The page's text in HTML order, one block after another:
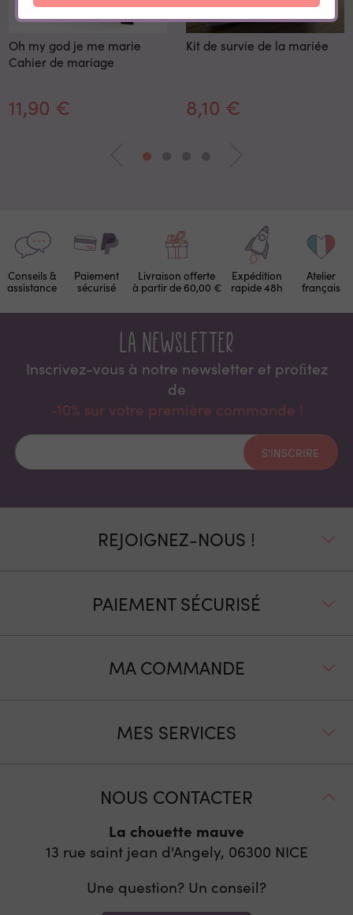
Oh my god je me marie
Cahier de mariage
11,90 €
Kit de survie de la mariée
8,10 €
Conseils &
assistance
Paiement
sécurisé
Livraison offerte
à partir de 60,00 €
Expédition
rapide 48h
Atelier
français
La newsletter
Inscrivez-vous à notre newsletter et proﬁtez
de
-10% sur votre première commande !
S'INSCRIRE
REJOIGNEZ-NOUS !
PAIEMENT SÉCURISÉ
MA COMMANDE
MES SERVICES
NOUS CONTACTER
La chouette mauve
13 rue saint jean d'Angely, 06300 NICE
Une question? Un conseil?